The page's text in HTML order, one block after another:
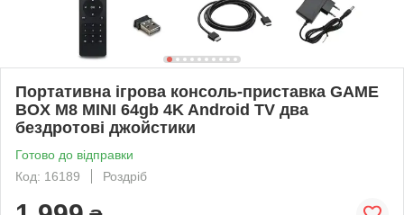
Портативна ігрова консоль-приставка GAME
BOX M8 MINI 64gb 4K Android TV два
бездротові джойстики
Готово до відправки
Код: 16189
Роздріб